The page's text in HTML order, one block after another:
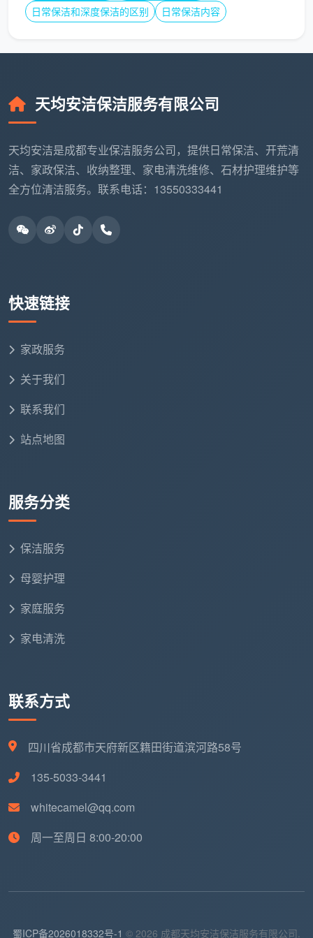
再到窗明几净的全程。把开荒保洁交给懂行的人，把
日常保洁和深度保洁的区别
日常保洁内容
天均安洁保洁服务有限公司
天均安洁是成都专业保洁服务公司，提供日常保洁、开荒清
洁、家政保洁、收纳整理、家电清洗维修、石材护理维护等
全方位清洁服务。联系电话：13550333441
快速链接
家政服务
关于我们
联系我们
站点地图
服务分类
保洁服务
母婴护理
家庭服务
家电清洗
联系方式
四川省成都市天府新区籍田街道滨河路58号
135-5033-3441
whitecamel@qq.com
周一至周日 8:00-20:00
蜀ICP备2026018332号-1 © 2026 成都天均安洁保洁服务有限公司.